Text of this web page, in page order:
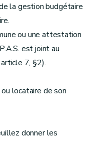
la gestion budgétaire
ou une attestation
est joint au
7, §2).
locataire de son
donner les